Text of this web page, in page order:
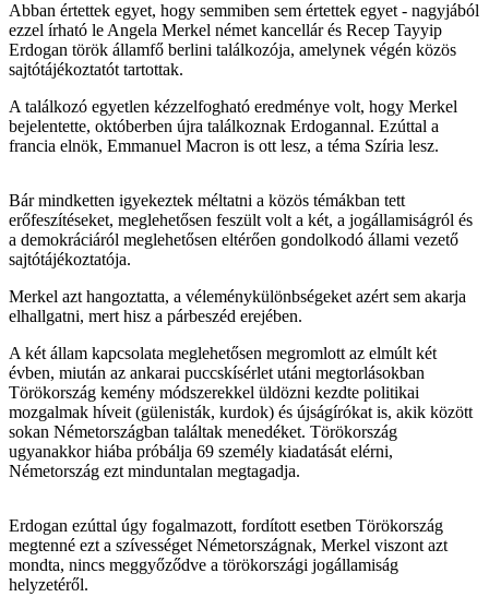
Abban értettek egyet, hogy semmiben sem értettek egyet - nagyjából
ezzel írható le Angela Merkel német kancellár és Recep Tayyip
Erdogan török államfő berlini találkozója, amelynek végén közös
sajtótájékoztatót tartottak.
A találkozó egyetlen kézzelfogható eredménye volt, hogy Merkel
bejelentette, októberben újra találkoznak Erdogannal. Ezúttal a
francia elnök, Emmanuel Macron is ott lesz, a téma Szíria lesz.
Bár mindketten igyekeztek méltatni a közös témákban tett
erőfeszítéseket, meglehetősen feszült volt a két, a jogállamiságról és
a demokráciáról meglehetősen eltérően gondolkodó állami vezető
sajtótájékoztatója.
Merkel azt hangoztatta, a véleménykülönbségeket azért sem akarja
elhallgatni, mert hisz a párbeszéd erejében.
A két állam kapcsolata meglehetősen megromlott az elmúlt két
évben, miután az ankarai puccskísérlet utáni megtorlásokban
Törökország kemény módszerekkel üldözni kezdte politikai
mozgalmak híveit (gülenisták, kurdok) és újságírókat is, akik között
sokan Németországban találtak menedéket. Törökország
ugyanakkor hiába próbálja 69 személy kiadatását elérni,
Németország ezt minduntalan megtagadja.
Erdogan ezúttal úgy fogalmazott, fordított esetben Törökország
megtenné ezt a szívességet Németországnak, Merkel viszont azt
mondta, nincs meggyőződve a törökországi jogállamiság
helyzetéről.